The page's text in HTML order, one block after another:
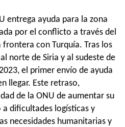
entrega ayuda para la zona
por el conflicto a través del
frontera con Turquía. Tras los
norte de Siria y al sudeste de
el primer envío de ayuda
llegar. Este retraso,
de la ONU de aumentar su
a dificultades logísticas y
necesidades humanitarias y